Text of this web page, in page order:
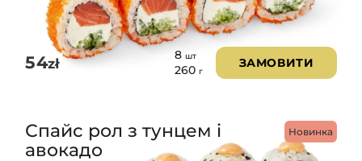
54zł
8 шт
260 г
ЗАМОВИТИ
Новинка
Спайс рол з тунцем і
авокадо